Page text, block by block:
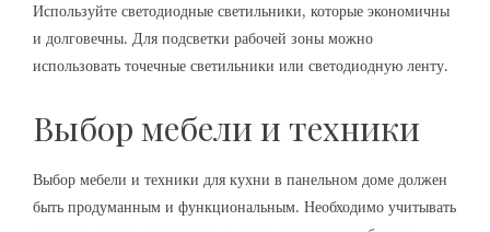
Используйте светодиодные светильники, которые экономичны
и долговечны. Для подсветки рабочей зоны можно
использовать точечные светильники или светодиодную ленту.
Выбор мебели и техники
Выбор мебели и техники для кухни в панельном доме должен
быть продуманным и функциональным. Необходимо учитывать